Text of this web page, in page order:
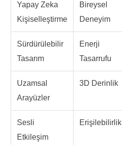
Yapay Zeka
Kişiselleştirme
Bireysel
Deneyim
Sürdürülebilir
Tasarım
Enerji
Tasarrufu
Uzamsal
Arayüzler
3D Derinlik
Sesli
Etkileşim
Erişilebilirlik